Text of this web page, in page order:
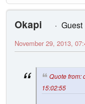
Okapi
Guest
November 29, 2013,
Quote from:
15:02:55